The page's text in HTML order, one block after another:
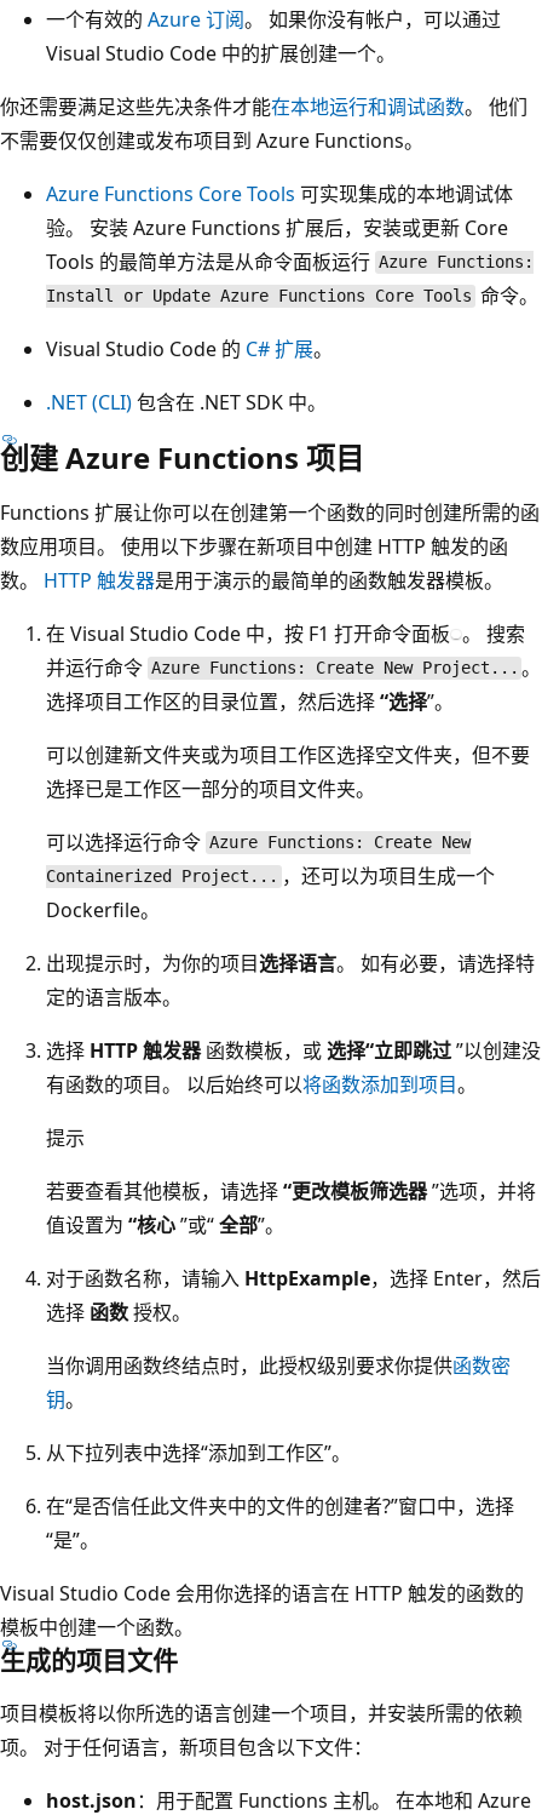
一个有效的 Azure 订阅。 如果你没有帐户，可以通过
Visual Studio Code 中的扩展创建一个。
你还需要满足这些先决条件才能在本地运行和调试函数。 他们
不需要仅仅创建或发布项目到 Azure Functions。
Azure Functions Core Tools 可实现集成的本地调试体
验。 安装 Azure Functions 扩展后，安装或更新 Core
Tools 的最简单方法是从命令面板运行 Azure Functions:
Install or Update Azure Functions Core Tools 命令。
Visual Studio Code 的 C# 扩展。
.NET (CLI)包含在 .NET SDK 中。
创建 Azure Functions 项目
Functions 扩展让你可以在创建第一个函数的同时创建所需的函
数应用项目。 使用以下步骤在新项目中创建 HTTP 触发的函
数。 HTTP 触发器是用于演示的最简单的函数触发器模板。
在 Visual Studio Code 中，按 F1 打开命令面板 。 搜索
并运行命令 Azure Functions: Create New Project... 。
选择项目工作区的目录位置，然后选择“选择”。
可以创建新文件夹或为项目工作区选择空文件夹，但不要
选择已是工作区一部分的项目文件夹。
可以选择运行命令 Azure Functions: Create New
Containerized Project... ，还可以为项目生成一个
Dockerfile。
出现提示时，为你的项目选择语言。 如有必要，请选择特
定的语言版本。
选择 HTTP 触发器函数模板，或选择“立即跳过”以创建没
有函数的项目。 以后始终可以将函数添加到项目。
提示
若要查看其他模板，请选择“更改模板筛选器”选项，并将
值设置为 “核心”或“全部”。
对于函数名称，请输入 HttpExample，选择 Enter，然后
选择 函数授权。
当你调用函数终结点时，此授权级别要求你提供函数密
钥。
从下拉列表中选择“添加到工作区”。
在“是否信任此文件夹中的文件的创建者?”窗口中，选择
“是”。
Visual Studio Code 会用你选择的语言在 HTTP 触发的函数的
模板中创建一个函数。
生成的项目文件
项目模板将以你所选的语言创建一个项目，并安装所需的依赖
项。 对于任何语言，新项目包含以下文件：
host.json：用于配置 Functions 主机。 在本地和 Azure